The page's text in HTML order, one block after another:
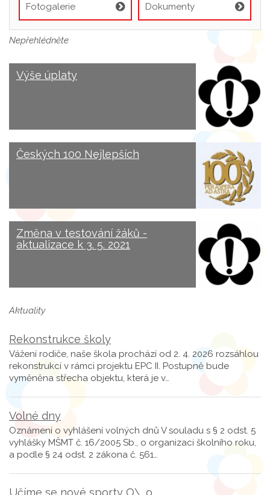
Fotogalerie Dokumenty
Nepřehlédněte
Výše úplaty
Českých 100 Nejlepších
Změna v testování žáků -
aktualizace k 3. 5. 2021
Aktuality
Rekonstrukce školy
Vážení rodiče, naše škola prochází od 2. 4. 2026 rozsáhlou
rekonstrukcí v rámci projektu EPC II. Postupně bude
vyměněna střecha objektu, která je v…
Volné dny
Oznámení o vyhlášení volných dnů V souladu s § 2 odst. 5
vyhlášky MŠMT č. 16/2005 Sb., o organizaci školního roku,
a podle § 24 odst. 2 zákona č. 561…
Učíme se nové sporty O\_o...